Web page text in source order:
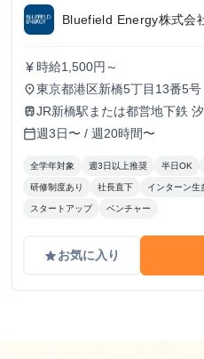
Bluefield Energy株式会
currency_yen 時給1,500円～
place東京都港区新橋5丁目13番5
trainJR新橋駅または都営地下鉄
calendar_today週3日〜 / 週20時間〜
全学年対象 週3日以上推奨 半日OK
研修制度あり 社長直下 インターン生
スタートアップ ベンチャー
gradeお気に入り